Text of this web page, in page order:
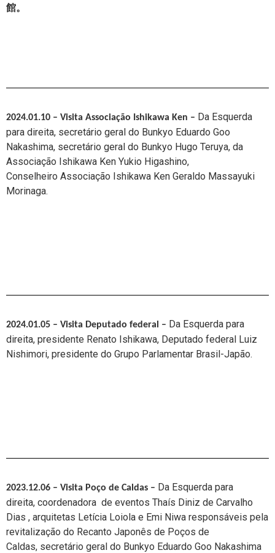
館。
2024.01.10 – Visita Associação Ishikawa Ken – Da Esquerda
para direita, secretário geral do Bunkyo Eduardo Goo
Nakashima, secretário geral do Bunkyo Hugo Teruya, da
Associação Ishikawa Ken Yukio Higashino,
Conselheiro Associação Ishikawa Ken Geraldo Massayuki
Morinaga.
2024.01.05 – Visita Deputado federal – Da Esquerda para
direita, presidente Renato Ishikawa, Deputado federal Luiz
Nishimori, presidente do Grupo Parlamentar Brasil-Japão.
2023.12.06 – Visita Poço de Caldas – Da Esquerda para
direita, coordenadora de eventos Thaís Diniz de Carvalho
Dias , arquitetas Letícia Loiola e Emi Niwa responsáveis pela
revitalização do Recanto Japonês de Poços de
Caldas, secretário geral do Bunkyo Eduardo Goo Nakashima